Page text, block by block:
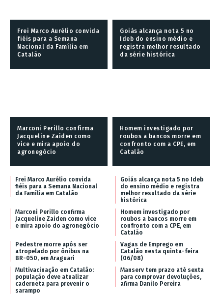
Frei Marco Aurélio convida
fiéis para a Semana
Nacional da Família em
Catalão
Goiás alcança nota 5 no
Ideb do ensino médio e
registra melhor resultado
da série histórica
Marconi Perillo confirma
Jacqueline Zaiden como
vice e mira apoio do
agronegócio
Homem investigado por
roubos a bancos morre em
confronto com a CPE, em
Catalão
Frei Marco Aurélio convida
fiéis para a Semana Nacional
da Família em Catalão
Goiás alcança nota 5 no Ideb
do ensino médio e registra
melhor resultado da série
histórica
Marconi Perillo confirma
Jacqueline Zaiden como vice
e mira apoio do agronegócio
Homem investigado por
roubos a bancos morre em
confronto com a CPE, em
Catalão
Pedestre morre após ser
atropelado por ônibus na
BR-050, em Araguari
Vagas de Emprego em
Catalão nesta quinta-feira
(06/08)
Multivacinação em Catalão:
população deve atualizar
caderneta para prevenir o
sarampo
Manserv tem prazo até sexta
para comprovar devoluções,
afirma Danilo Pereira